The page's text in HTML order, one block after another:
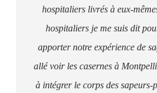
hospitaliers livrés à eux-
hospitaliers je me suis dit
apporter notre expérience de
allé voir les casernes à
à intégrer le corps des sapeurs-